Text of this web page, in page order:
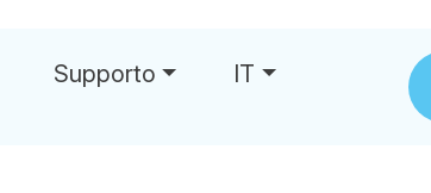
Supporto IT